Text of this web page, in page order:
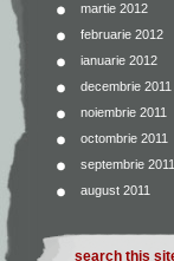
martie 2012
februarie 2012
ianuarie 2012
decembrie 2011
noiembrie 2011
octombrie 2011
septembrie 2011
august 2011